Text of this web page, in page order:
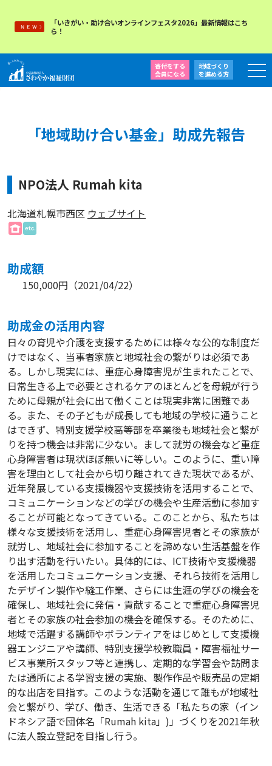
「いきがい・助け合いオンラインフェスタ2026」最新情報はこち
ら！
寄付をする
会員になる
地域づくり
を進める方
「地域助け合い基金」助成先報告
NPO法人 Rumah kita
北海道札幌市西区 ウェブサイト
助成額
150,000円 （2021/04/22）
助成⾦の活⽤内容
日々の育児や介護を支援するためには様々な公的な制度だ
けではなく、当事者家族と地域社会の繋がりは必須であ
る。しかし現実には、重症心身障害児が生まれたことで、
日常生きる上で必要とされるケアのほとんどを母親が行う
ために母親が社会に出て働くことは現実非常に困難であ
る。また、その子どもが成長しても地域の学校に通うこと
はできず、特別支援学校高等部を卒業後も地域社会と繋が
りを持つ機会は非常に少ない。まして就労の機会など重症
心身障害者は現状ほぼ無いに等しい。このように、重い障
害を理由として社会から切り離されてきた現状であるが、
近年発展している支援機器や支援技術を活用することで、
コミュニケーションなどの学びの機会や生産活動に参加す
ることが可能となってきている。このことから、私たちは
様々な支援技術を活用し、重症心身障害児者とその家族が
就労し、地域社会に参加することを諦めない生活基盤を作
り出す活動を行いたい。具体的には、ICT技術や支援機器
を活用したコミュニケーション支援、それら技術を活用し
たデザイン製作や縫工作業、さらには生涯の学びの機会を
確保し、地域社会に発信・貢献することで重症心身障害児
者とその家族の社会参加の機会を確保する。そのために、
地域で活躍する講師やボランティアをはじめとして支援機
器エンジニアや講師、特別支援学校教職員・障害福祉サー
ビス事業所スタッフ等と連携し、定期的な学習会や訪問ま
たは通所による学習支援の実施、製作作品や販売品の定期
的な出店を目指す。このような活動を通じて誰もが地域社
会と繋がり、学び、働き、生活できる「私たちの家（イン
ドネシア語で団体名「Rumah kita」)」づくりを2021年秋
に法人設立登記を目指し行う。